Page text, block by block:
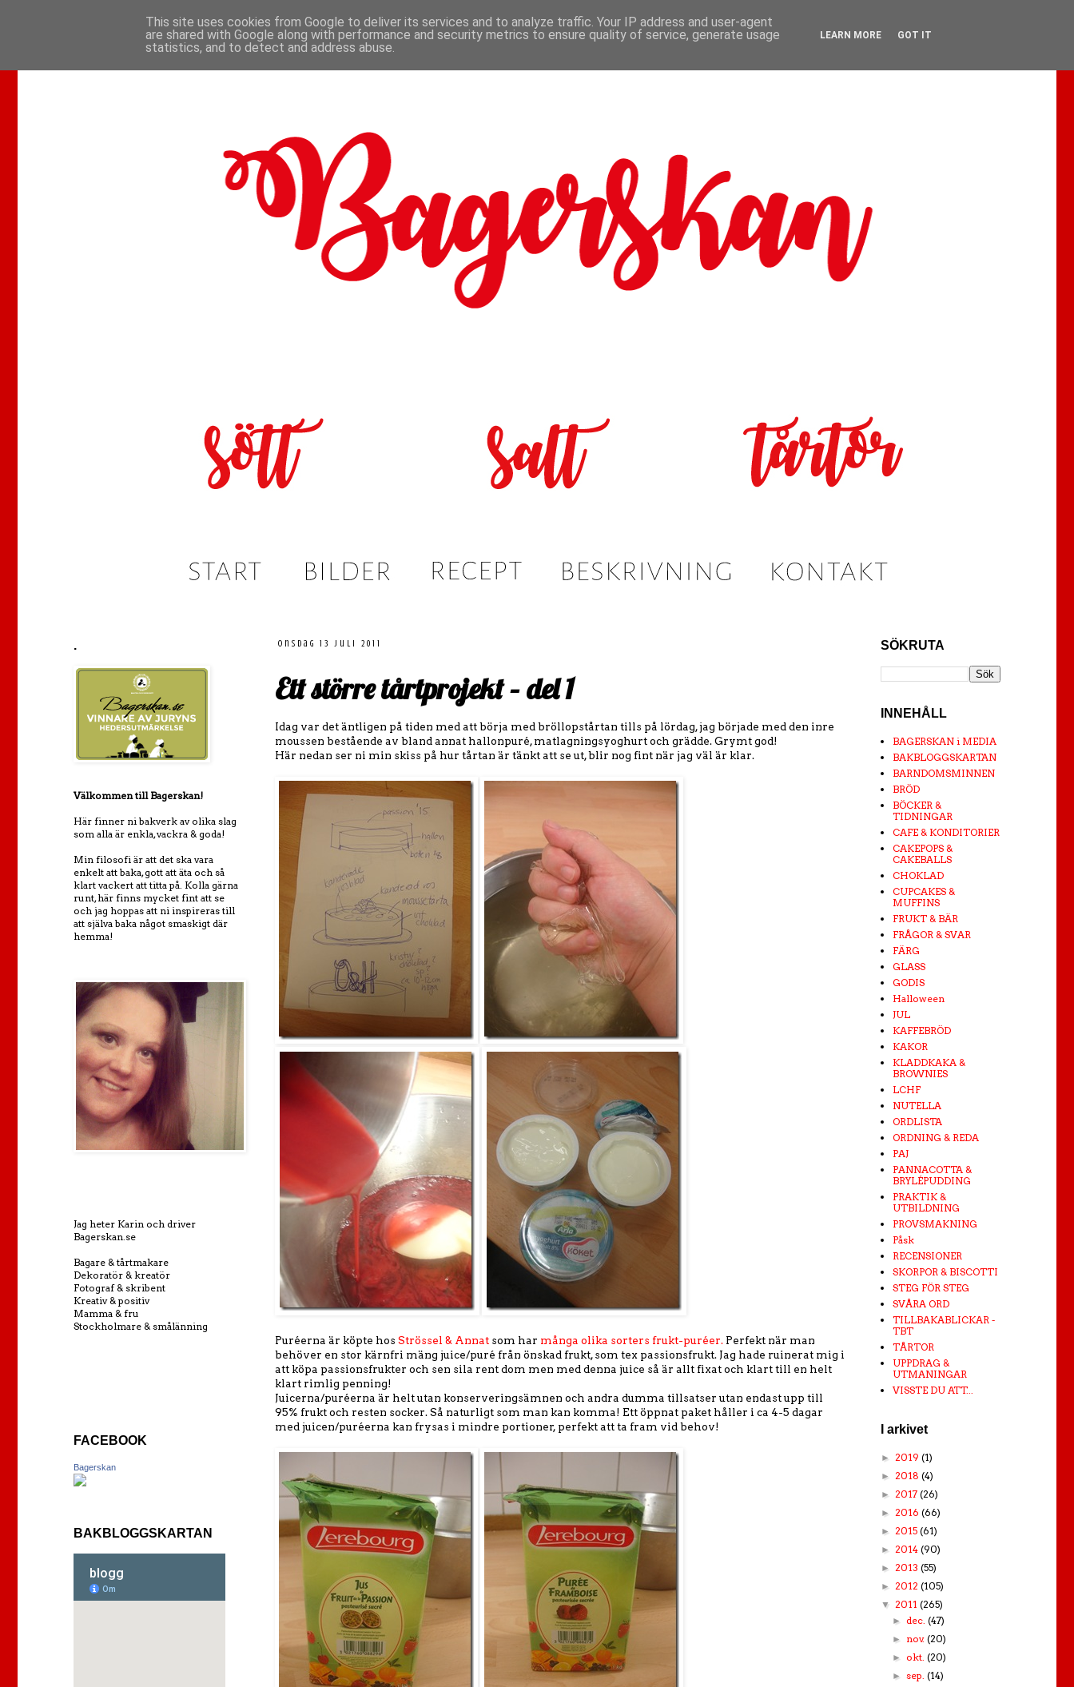
onsdag 13 juli 2011
Ett större tårtprojekt – del 1
Idag var det äntligen på tiden med att börja med bröllopstårtan tills på lördag, jag började med den inre
moussen bestående av bland annat hallonpuré, matlagningsyoghurt och grädde. Grymt god!
Här nedan ser ni min skiss på hur tårtan är tänkt att se ut, blir nog fint när jag väl är klar.
Puréerna är köpte hos Strössel & Annat som har många olika sorters frukt-puréer. Perfekt när man
behöver en stor kärnfri mäng juice/puré från önskad frukt, som tex passionsfrukt. Jag hade ruinerat mig i
att köpa passionsfrukter och sen sila rent dom men med denna juice så är allt fixat och klart till en helt
klart rimlig penning!
Juicerna/puréerna är helt utan konserveringsämnen och andra dumma tillsatser utan endast upp till
95% frukt och resten socker. Så naturligt som man kan komma! Ett öppnat paket håller i ca 4-5 dagar
med juicen/puréerna kan frysas i mindre portioner, perfekt att ta fram vid behov!
.
Välkommen till Bagerskan!
Här finner ni bakverk av olika slag
som alla är enkla, vackra & goda!
Min filosofi är att det ska vara
enkelt att baka, gott att äta och så
klart vackert att titta på. Kolla gärna
runt, här finns mycket fint att se
och jag hoppas att ni inspireras till
att själva baka något smaskigt där
hemma!
Jag heter Karin och driver
Bagerskan.se
Bagare & tårtmakare
Dekoratör & kreatör
Fotograf & skribent
Kreativ & positiv
Mamma & fru
Stockholmare & smålänning
FACEBOOK
Bagerskan
BAKBLOGGSKARTAN
SÖKRUTA
INNEHÅLL
BAGERSKAN i MEDIA
BAKBLOGGSKARTAN
BARNDOMSMINNEN
BRÖD
BÖCKER &
TIDNINGAR
CAFE & KONDITORIER
CAKEPOPS &
CAKEBALLS
CHOKLAD
CUPCAKES &
MUFFINS
FRUKT & BÄR
FRÅGOR & SVAR
FÄRG
GLASS
GODIS
Halloween
JUL
KAFFEBRÖD
KAKOR
KLADDKAKA &
BROWNIES
LCHF
NUTELLA
ORDLISTA
ORDNING & REDA
PAJ
PANNACOTTA &
BRYLÉPUDDING
PRAKTIK &
UTBILDNING
PROVSMAKNING
Påsk
RECENSIONER
SKORPOR & BISCOTTI
STEG FÖR STEG
SVÅRA ORD
TILLBAKABLICKAR -
TBT
TÅRTOR
UPPDRAG &
UTMANINGAR
VISSTE DU ATT...
I arkivet
► 2019 (1)
► 2018 (4)
► 2017 (26)
► 2016 (66)
► 2015 (61)
► 2014 (90)
► 2013 (55)
► 2012 (105)
▼ 2011 (265)
► dec.(47)
► nov.(20)
► okt.(20)
►sep.(14)
This site uses cookies from Google to deliver its services and to analyze traffic. Your IP address and user-agent
are shared with Google along with performance and security metrics to ensure quality of service, generate usage
statistics, and to detect and address abuse.
LEARN MORE GOT IT